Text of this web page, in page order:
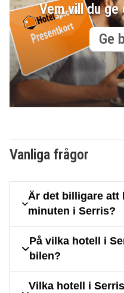
Vem vill du
Ge
Vanliga frågor
Är det billigare att
minuten i Serris?
På vilka hotell i
bilen?
Vilka hotell i